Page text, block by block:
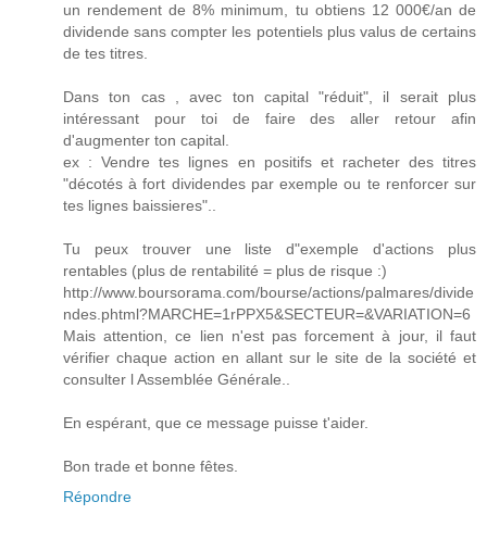
un rendement de 8% minimum, tu obtiens 12 000€/an de
dividende sans compter les potentiels plus valus de certains
de tes titres.
Dans ton cas , avec ton capital "réduit", il serait plus
intéressant pour toi de faire des aller retour afin
d'augmenter ton capital.
ex : Vendre tes lignes en positifs et racheter des titres
"décotés à fort dividendes par exemple ou te renforcer sur
tes lignes baissieres"..
Tu peux trouver une liste d"exemple d'actions plus
rentables (plus de rentabilité = plus de risque :)
http://www.boursorama.com/bourse/actions/palmares/divide
ndes.phtml?MARCHE=1rPPX5&SECTEUR=&VARIATION=6
Mais attention, ce lien n'est pas forcement à jour, il faut
vérifier chaque action en allant sur le site de la société et
consulter l Assemblée Générale..
En espérant, que ce message puisse t'aider.
Bon trade et bonne fêtes.
Répondre